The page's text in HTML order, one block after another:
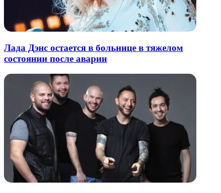
Лада Дэнс остается в больнице в тяжелом
состоянии после аварии